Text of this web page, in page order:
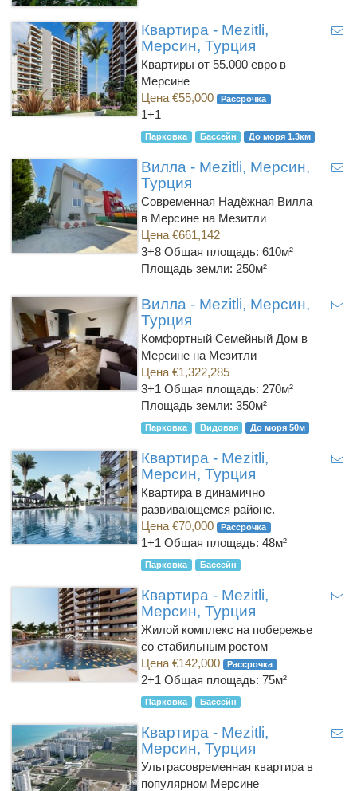
Квартира - Mezitli,
Мерсин, Турция
Квартиры от 55.000 евро в
Мерсине
Цена €55,000
Рассрочка
1+1
Парковка Бассейн До моря 1.3км
Вилла - Mezitli, Мерсин,
Турция
Современная Надёжная Вилла
в Мерсине на Мезитли
Цена €661,142
3+8 Общая площадь: 610м²
Площадь земли: 250м²
Вилла - Mezitli, Мерсин,
Турция
Комфортный Семейный Дом в
Мерсине на Мезитли
Цена €1,322,285
3+1 Общая площадь: 270м²
Площадь земли: 350м²
Парковка Видовая До моря 50м
Квартира - Mezitli,
Мерсин, Турция
Квартира в динамично
развивающемся районе.
Цена €70,000
Рассрочка
1+1 Общая площадь: 48м²
Парковка Бассейн
Квартира - Mezitli,
Мерсин, Турция
Жилой комплекс на побережье
со стабильным ростом
Цена €142,000
Рассрочка
2+1 Общая площадь: 75м²
Парковка Бассейн
Квартира - Mezitli,
Мерсин, Турция
Ультрасовременная квартира в
популярном Мерсине